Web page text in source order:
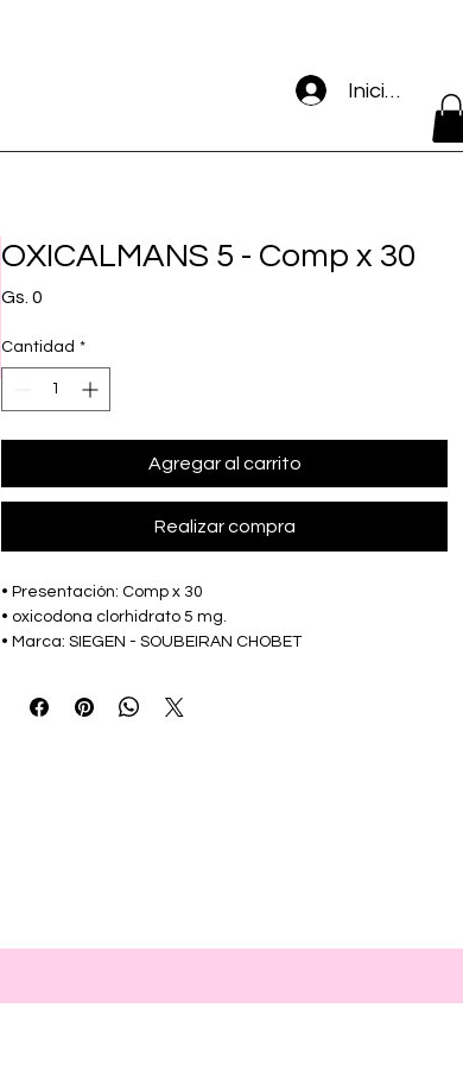
Iniciar sesión
OXICALMANS 5 - Comp x 30
Gs. 0
Cantidad *
Agregar al carrito
Realizar compra
• Presentación: Comp x 30
• oxicodona clorhidrato 5 mg.
• Marca: SIEGEN - SOUBEIRAN CHOBET